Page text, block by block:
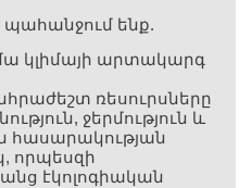
ենք.
կլիմայի արտակարգ
ռեսուրսները
ջերմություն և
հասարակության
որպեսզի
էկոլոգիական